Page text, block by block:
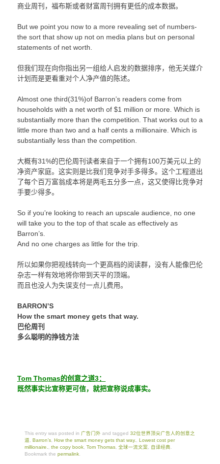
商业周刊，福布斯或者财富周刊拥有更低的成本数据。
But we point you now to a more revealing set of numbers-
the sort that show up not on media plans but on personal
statements of net worth.
但我们现在向你指出另一组给人启发的数据排序，他无关媒介
计划而是更看重对个人净产值的陈述。
Almost one third(31%)of Barron’s readers come from
households with a net worth of $1 million or more. Which is
substantially more than the competition. That works out to a
little more than two and a half cents a millionaire. Which is
substantially less than the competition.
大概有31%的巴伦周刊读者来自于一个拥有100万美元以上的
净资产家庭。这实则是比我们竞争对手多得多。这个工程道出
了每个百万富翁成本将是两毛五分多一点，这又使得比竞争对
手要少得多。
So if you’re looking to reach an upscale audience, no one
will take you to the top of that scale as effectively as
Barron’s.
And no one charges as little for the trip.
所以如果你把视线转向一个更高档的阅读群，没有人能像巴伦
杂志一样有效地将你带到天平的顶端。
而且也没人为失误支付一点儿费用。
BARRON’S
How the smart money gets that way.
巴伦周刊
多么聪明的挣钱方法
Tom Thomas的创意之道3：
既然事实比宣称更可信，就把宣称说成事实。
This entry was posted in 广告门外 and tagged 32位世界顶尖广告人的创意之
道
Barron’s How the smart money gets that way.
Lowest cost per
millionaire.
the copy book Tom Thomas 全球一流文案 自译经典
Bookmark the permalink